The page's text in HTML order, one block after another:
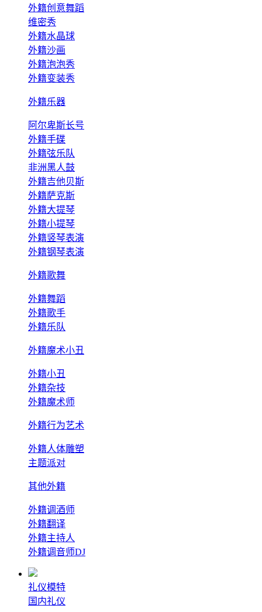
外籍创意舞蹈
维密秀
外籍水晶球
外籍沙画
外籍泡泡秀
外籍变装秀
外籍乐器
阿尔卑斯长号
外籍手碟
外籍弦乐队
非洲黑人鼓
外籍吉他贝斯
外籍萨克斯
外籍大提琴
外籍小提琴
外籍竖琴表演
外籍钢琴表演
外籍歌舞
外籍舞蹈
外籍歌手
外籍乐队
外籍魔术小丑
外籍小丑
外籍杂技
外籍魔术师
外籍行为艺术
外籍人体雕塑
主题派对
其他外籍
外籍调酒师
外籍翻译
外籍主持人
外籍调音师DJ
礼仪模特
国内礼仪